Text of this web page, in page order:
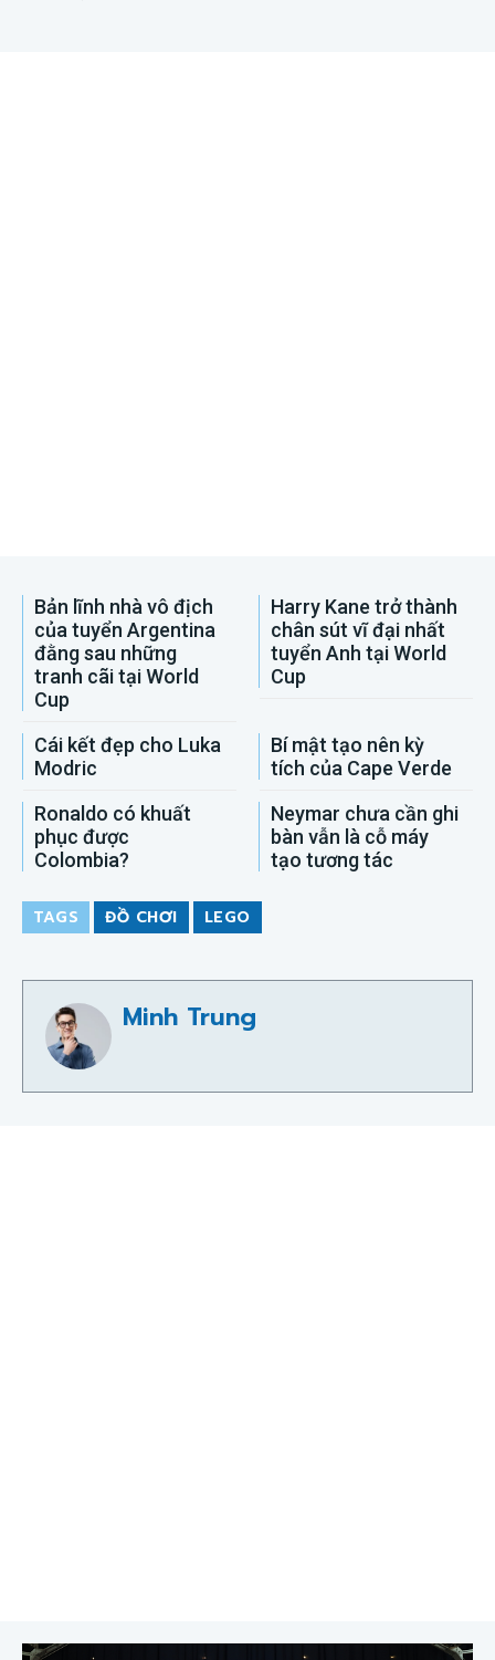
Bản lĩnh nhà vô địch
của tuyển Argentina
đằng sau những
tranh cãi tại World
Cup
Harry Kane trở thành
chân sút vĩ đại nhất
tuyển Anh tại World
Cup
Cái kết đẹp cho Luka
Modric
Bí mật tạo nên kỳ
tích của Cape Verde
Ronaldo có khuất
phục được
Colombia?
Neymar chưa cần ghi
bàn vẫn là cỗ máy
tạo tương tác
TAGS ĐỒ CHƠI LEGO
Minh Trung